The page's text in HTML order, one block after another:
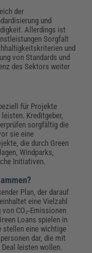
der
und
Allerdings ist
Sorgfalt
und
von Standards und
des Sektors weiter
für Projekte
Kreditgeber,
sorgfältig die
sie eine
die durch Green
Windparks,
Initiativen.
Plan, der darauf
eine Vielzahl
CO₂-Emissionen
Loans spielen in
stellen eine wichtige
dar, die mit
leisten wollen.